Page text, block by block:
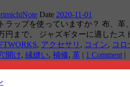
Date 2020-11-01
ラップを使っていますか？ 布、
円まで。 ジャズギターに適したス
, アクセサリ , コイン, コロ
開け, 縁縫い, 補修, 革 | 1 Comment |